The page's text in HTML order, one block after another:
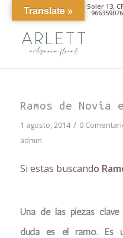
Av. Pintor Xavier Soler 13,
Ramos de Novia
1 agosto, 2014 / 0
admin
Si estas buscando
Una de las piezas
duda es el ramo. Es
Translate »